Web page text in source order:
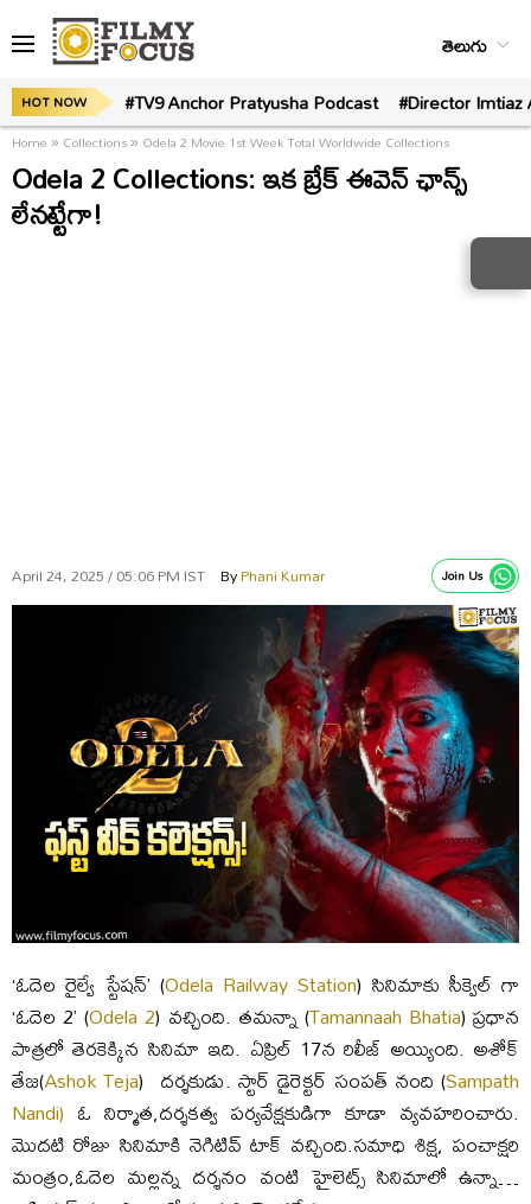
తెలుగు
HOT NOW #TV9 Anchor Pratyusha Podcast #Director
Home» Collections» Odela 2 Movie 1st Week Total Worldwide Collections
Odela 2 Collections: ఇక బ్రేక్ ఈవెన్ ఛాన్స్
లేనట్టేగా!
April 24, 2025 / 05:06 PM IST ByPhani Kumar Join Us
‘ఓదెల రైల్వే స్టేషన్’ (Odela Railway Station) సినిమాకు సీక్వెల్ గా
‘ఓదెల 2’ (Odela 2) వచ్చింది. తమన్నా (Tamannaah Bhatia) ప్రధాన
పాత్రలో తెరకెక్కిన సినిమా ఇది. ఏప్రిల్ 17న రిలీజ్ అయ్యింది. అశోక్
తేజ(Ashok Teja) దర్శకుడు. స్టార్ డైరెక్టర్ సంపత్ నంది (Sampath
Nandi) ఓ నిర్మాత,దర్శకత్వ పర్యవేక్షకుడిగా కూడా వ్యవహరించారు.
మొదటి రోజు సినిమాకి నెగిటివ్ టాక్ వచ్చింది.సమాధి శిక్ష, పంచాక్షరి
మంత్రం,ఓదెల మల్లన్న దర్శనం వంటి హైలెట్స్ సినిమాలో ఉన్నా…